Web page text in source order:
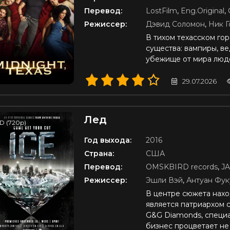
Перевод:
LostFilm, Eng.Original,
Режиссер:
Дэвид Соломон, Ник
В тихом техасском
существа: вампиры,
убежище от мира
29.07.2026
(720p) Лед
Год выхода:
2016
Страна:
США
Перевод:
OMSKBIRD records,
Режиссер:
Эшли Вэй, Антуан
В центре сюжета
является
G&G Diamonds,
бизнес процветает